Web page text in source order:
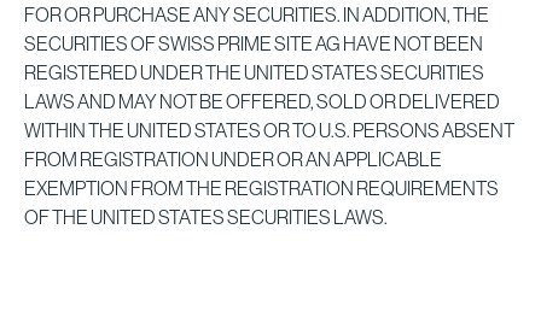
FOR OR PURCHASE ANY SECURITIES. IN ADDITION, THE
SECURITIES OF SWISS PRIME SITE AG HAVE NOT BEEN
REGISTERED UNDER THE UNITED STATES SECURITIES
LAWS AND MAY NOT BE OFFERED, SOLD OR DELIVERED
WITHIN THE UNITED STATES OR TO U.S. PERSONS ABSENT
FROM REGISTRATION UNDER OR AN APPLICABLE
EXEMPTION FROM THE REGISTRATION REQUIREMENTS
OF THE UNITED STATES SECURITIES LAWS.